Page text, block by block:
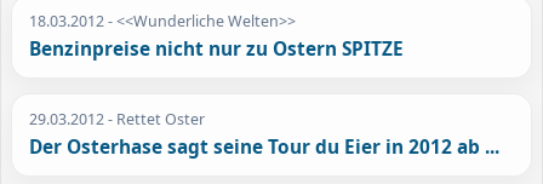
18.03.2012- <<Wunderliche Welten>>
Benzinpreise nicht nur zu Ostern SPITZE
29.03.2012- Rettet Oster
Der Osterhase sagt seine Tour du Eier in 2012 ab ...